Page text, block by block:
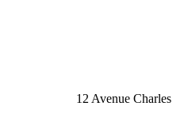
12 Avenue Charles